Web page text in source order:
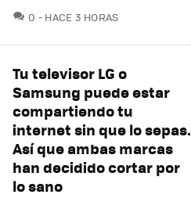
0 COMENTARIOS
HACE 3 HORAS
Tu televisor LG o
Samsung puede estar
compartiendo tu
internet sin que lo sepas.
Así que ambas marcas
han decidido cortar por
lo sano